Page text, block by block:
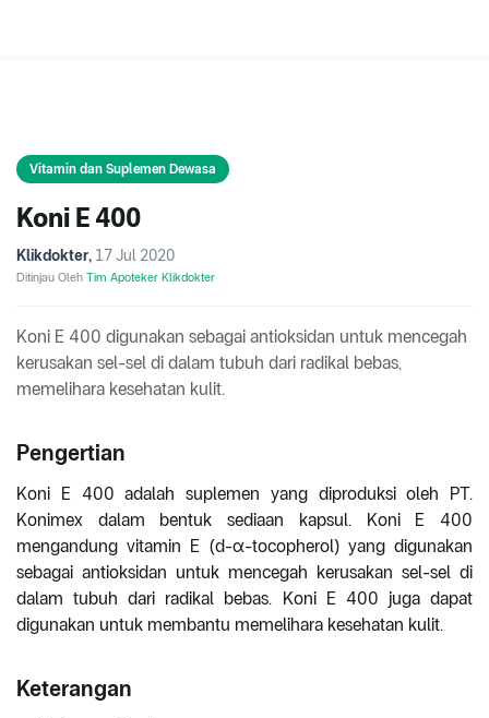
Vitamin dan Suplemen Dewasa
Koni E 400
Klikdokter, 17 Jul 2020
Ditinjau Oleh Tim Apoteker Klikdokter
Koni E 400 digunakan sebagai antioksidan untuk mencegah
kerusakan sel-sel di dalam tubuh dari radikal bebas,
memelihara kesehatan kulit.
Pengertian
Koni E 400 adalah suplemen yang diproduksi oleh PT.
Konimex dalam bentuk sediaan kapsul. Koni E 400
mengandung vitamin E (d-α-tocopherol) yang digunakan
sebagai antioksidan untuk mencegah kerusakan sel-sel di
dalam tubuh dari radikal bebas. Koni E 400 juga dapat
digunakan untuk membantu memelihara kesehatan kulit.
Keterangan